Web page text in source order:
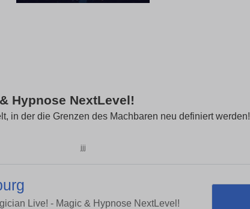
Hypnose NextLevel!
in der die Grenzen des Machbaren neu definiert werden!
jjj
Live! - Magic & Hypnose NextLevel!